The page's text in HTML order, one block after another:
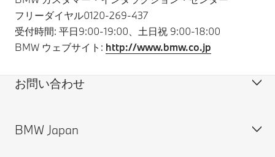
フリーダイヤル0120-269-437
受付時間: 平日9:00-19:00、土日祝 9:00-18:00
BMW ウェブサイト: http://www.bmw.co.jp
お問い合わせ
カスタマー・サポート＆お問い合わせ
BMW Japan